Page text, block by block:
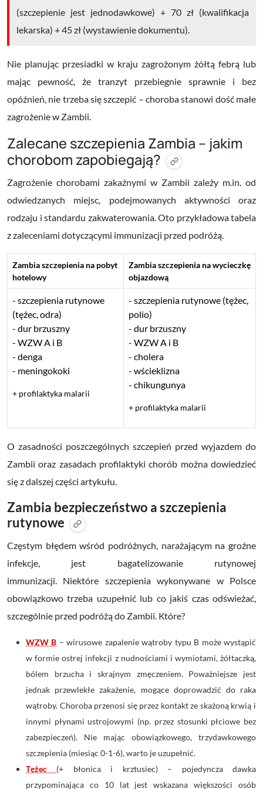
(szczepienie jest jednodawkowe) + 70 zł (kwalifikacja
lekarska) + 45 zł (wystawienie dokumentu).
Nie planując przesiadki w kraju zagrożonym żółtą febrą lub
mając pewność, że tranzyt przebiegnie sprawnie i bez
opóźnień, nie trzeba się szczepić – choroba stanowi dość małe
zagrożenie w Zambii.
Zalecane szczepienia Zambia – jakim
chorobom zapobiegają?
Zagrożenie chorobami zakaźnymi w Zambii zależy m.in. od
odwiedzanych miejsc, podejmowanych aktywności oraz
rodzaju i standardu zakwaterowania. Oto przykładowa tabela
z zaleceniami dotyczącymi immunizacji przed podróżą.
Zambia szczepienia na pobyt
hotelowy
Zambia szczepienia na wycieczkę
objazdową
szczepienia rutynowe
(tężec, odra)
dur brzuszny
WZW A i B
denga
meningokoki
+ profilaktyka malarii
szczepienia rutynowe (tężec,
polio)
dur brzuszny
WZW A i B
cholera
wścieklizna
chikungunya
+ profilaktyka malarii
O zasadności poszczególnych szczepień przed wyjazdem do
Zambii oraz zasadach profilaktyki chorób można dowiedzieć
się z dalszej części artykułu.
Zambia bezpieczeństwo a szczepienia
rutynowe
Częstym błędem wśród podróżnych, narażającym na groźne
infekcje, jest bagatelizowanie rutynowej
immunizacji. Niektóre szczepienia wykonywane w Polsce
obowiązkowo trzeba uzupełnić lub co jakiś czas odświeżać,
szczególnie przed podróżą do Zambii. Które?
WZW B – wirusowe zapalenie wątroby typu B może wystąpić
w formie ostrej infekcji z nudnościami i wymiotami, żółtaczką,
bólem brzucha i skrajnym zmęczeniem. Poważniejsze jest
jednak przewlekłe zakażenie, mogące doprowadzić do raka
wątroby. Choroba przenosi się przez kontakt ze skażoną krwią i
innymi płynami ustrojowymi (np. przez stosunki płciowe bez
zabezpieczeń). Nie mając obowiązkowego, trzydawkowego
szczepienia (miesiąc 0-1-6), warto je uzupełnić.
Tężec (+ błonica i krztusiec) – pojedyncza dawka
przypominająca co 10 lat jest wskazana większości osób